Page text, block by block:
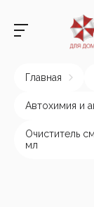
Главная
Автохимия и
Очиститель
мл